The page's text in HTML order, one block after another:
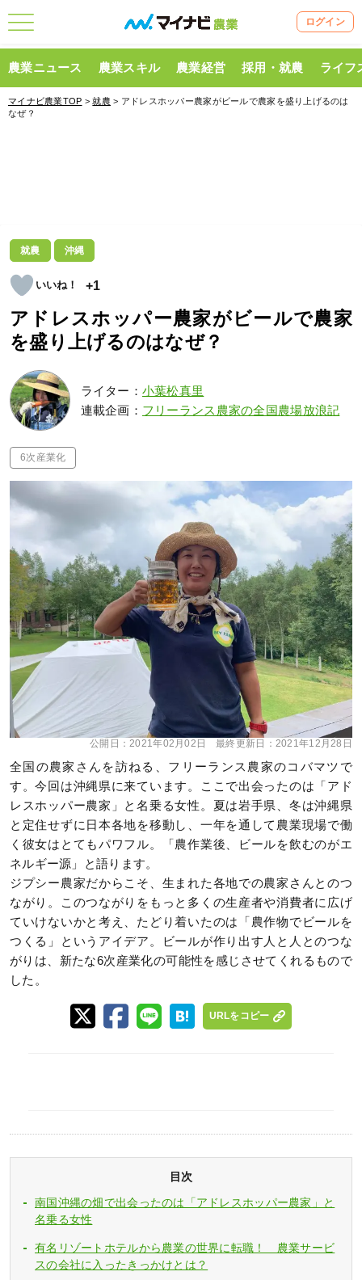
ログイン
農業ニュース 農業スキル 農業経営 採用・就農 ライフ
マイナビ農業TOP >就農 > アドレスホッパー農家がビールで農家を盛り上げるのは
なぜ？
就農 沖縄
+1
アドレスホッパー農家がビールで農家
を盛り上げるのはなぜ？
ライター： 小葉松真里
連載企画： フリーランス農家の全国農場放浪記
6次産業化
公開日：2021年02月02日 最終更新日： 2021年12月28日
全国の農家さんを訪ねる、フリーランス農家のコバマツで
す。今回は沖縄県に来ています。ここで出会ったのは「アド
レスホッパー農家」と名乗る女性。夏は岩手県、冬は沖縄県
と定住せずに日本各地を移動し、一年を通して農業現場で働
く彼女はとてもパワフル。「農作業後、ビールを飲むのがエ
ネルギー源」と語ります。
ジプシー農家だからこそ、生まれた各地での農家さんとのつ
ながり。このつながりをもっと多くの生産者や消費者に広げ
ていけないかと考え、たどり着いたのは「農作物でビールを
つくる」というアイデア。ビールが作り出す人と人とのつな
がりは、新たな6次産業化の可能性を感じさせてくれるもので
した。
URLをコピー
目次
南国沖縄の畑で出会ったのは「アドレスホッパー農家」と
名乗る女性
有名リゾートホテルから農業の世界に転職！ 農業サービ
スの会社に入ったきっかけとは？